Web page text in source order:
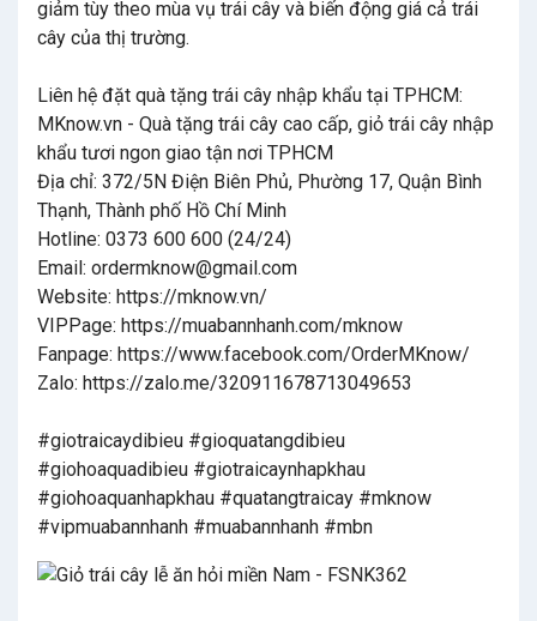
giảm tùy theo mùa vụ trái cây và biến động giá cả trái
cây của thị trường.
Liên hệ đặt quà tặng trái cây nhập khẩu tại TPHCM:
MKnow.vn - Quà tặng trái cây cao cấp, giỏ trái cây nhập
khẩu tươi ngon giao tận nơi TPHCM
Địa chỉ: 372/5N Điện Biên Phủ, Phường 17, Quận Bình
Thạnh, Thành phố Hồ Chí Minh
Hotline: 0373 600 600 (24/24)
Email: ordermknow@gmail.com
Website: https://mknow.vn/
VIPPage: https://muabannhanh.com/mknow
Fanpage: https://www.facebook.com/OrderMKnow/
Zalo: https://zalo.me/320911678713049653
#giotraicaydibieu #gioquatangdibieu
#giohoaquadibieu #giotraicaynhapkhau
#giohoaquanhapkhau #quatangtraicay #mknow
#vipmuabannhanh #muabannhanh #mbn